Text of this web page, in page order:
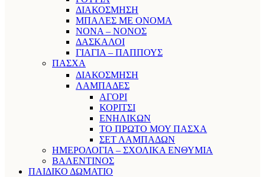
ΔΙΑΚΟΣΜΗΣΗ
ΜΠΑΛΕΣ ΜΕ ΟΝΟΜΑ
ΝΟΝΑ – ΝΟΝΟΣ
ΔΑΣΚΑΛΟΙ
ΓΙΑΓΙΑ – ΠΑΠΠΟΥΣ
ΠΑΣΧΑ
ΔΙΑΚΟΣΜΗΣΗ
ΛΑΜΠΑΔΕΣ
ΑΓΟΡΙ
ΚΟΡΙΤΣΙ
ΕΝΗΛΙΚΩΝ
ΤΟ ΠΡΩΤΟ ΜΟΥ ΠΑΣΧΑ
ΣΕΤ ΛΑΜΠΑΔΩΝ
ΗΜΕΡΟΛΟΓΙΑ – ΣΧΟΛΙΚΑ ΕΝΘΥΜΙΑ
ΒΑΛΕΝΤΙΝΟΣ
ΠΑΙΔΙΚΟ ΔΩΜΑΤΙΟ